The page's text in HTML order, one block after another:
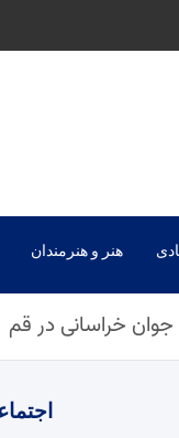
هنر و هنرمندان